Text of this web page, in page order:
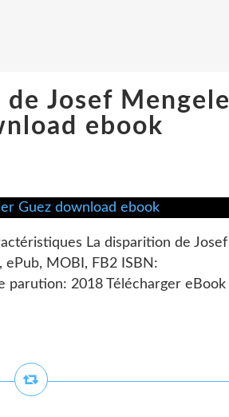
Josef Mengele
ebook
La disparition de Josef
ePub, MOBI, FB2 ISBN:
parution: 2018 Télécharger eBook